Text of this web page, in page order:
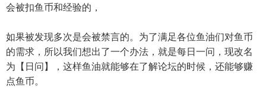
会被扣鱼币和经验的，
如果被发现多次是会被禁言的。为了满足各位鱼油们对鱼币
的需求，所以我们想出了一个办法，就是每日一问，现改名
为【日问】，这样鱼油就能够在了解论坛的时候，还能够赚
点鱼币。